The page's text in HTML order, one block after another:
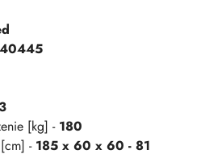
[kg] - 180
- 185 x 60 x 60 - 81